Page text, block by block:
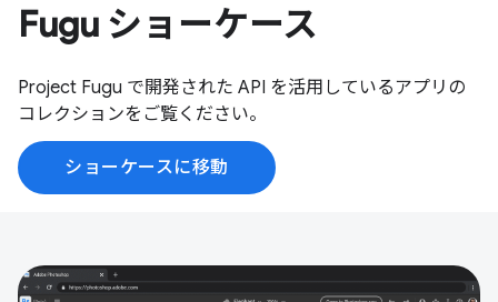
Fugu ショーケース
Project Fugu で開発された API を活用しているアプリの
コレクションをご覧ください。
ショーケースに移動